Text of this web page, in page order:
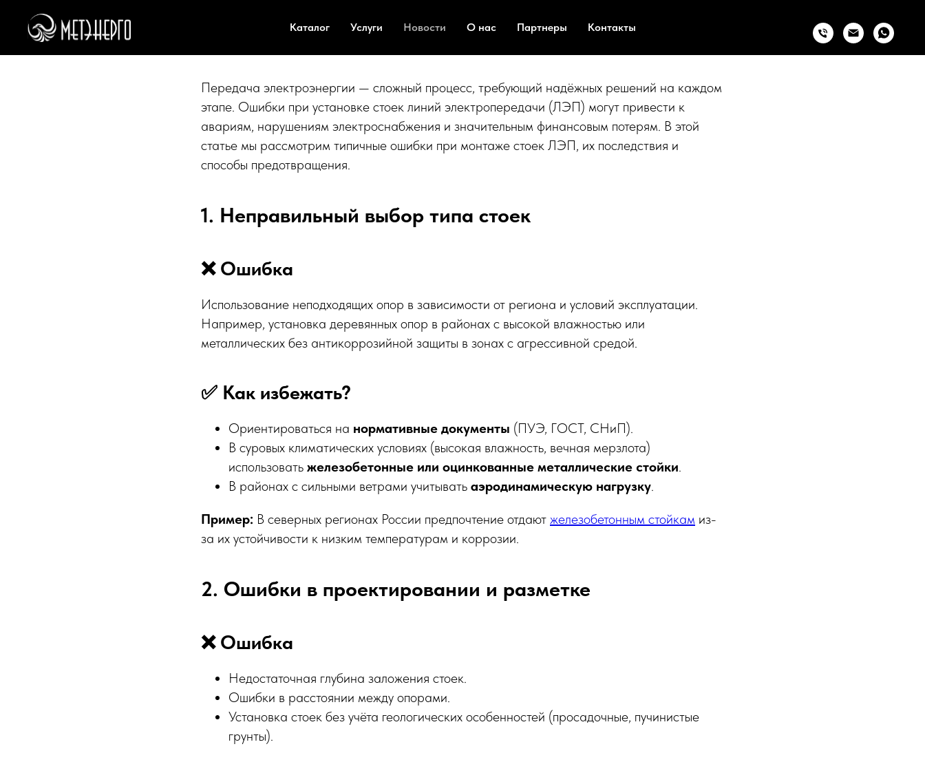
Каталог Услуги Новости О нас Партнеры Контакты
Передача электроэнергии — сложный процесс, требующий надёжных решений на каждом
этапе. Ошибки при установке стоек линий электропередачи (ЛЭП) могут привести к
авариям, нарушениям электроснабжения и значительным финансовым потерям. В этой
статье мы рассмотрим типичные ошибки при монтаже стоек ЛЭП, их последствия и
способы предотвращения.
1. Неправильный выбор типа стоек
❌ Ошибка
Использование неподходящих опор в зависимости от региона и условий эксплуатации.
Например, установка деревянных опор в районах с высокой влажностью или
металлических без антикоррозийной защиты в зонах с агрессивной средой.
✅ Как избежать?
Ориентироваться на нормативные документы (ПУЭ, ГОСТ, СНиП).
В суровых климатических условиях (высокая влажность, вечная мерзлота)
использовать железобетонные или оцинкованные металлические стойки.
В районах с сильными ветрами учитывать аэродинамическую нагрузку.
Пример: В северных регионах России предпочтение отдают железобетонным стойкам из-
за их устойчивости к низким температурам и коррозии.
2. Ошибки в проектировании и разметке
❌ Ошибка
Недостаточная глубина заложения стоек.
Ошибки в расстоянии между опорами.
Установка стоек без учёта геологических особенностей (просадочные, пучинистые
грунты).